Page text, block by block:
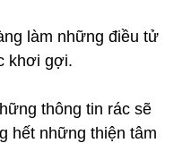
làm những điều tử
khơi gợi.
thông tin rác sẽ
hết những thiện tâm